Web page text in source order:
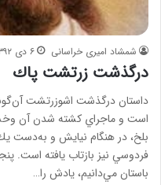
شمشاد امیری خراسانی ۶ دی ۱۳۹۲
درگذشت زرتشت پاك
داستان درگذشت اشوزرتشت
است و ماجراي كشته شدن آن
بلخ، در هنگام نيايش و به‌دست يك
فردوسي نيز بازتاب يافته است.
باستان مي‌دانيم، يادش را…